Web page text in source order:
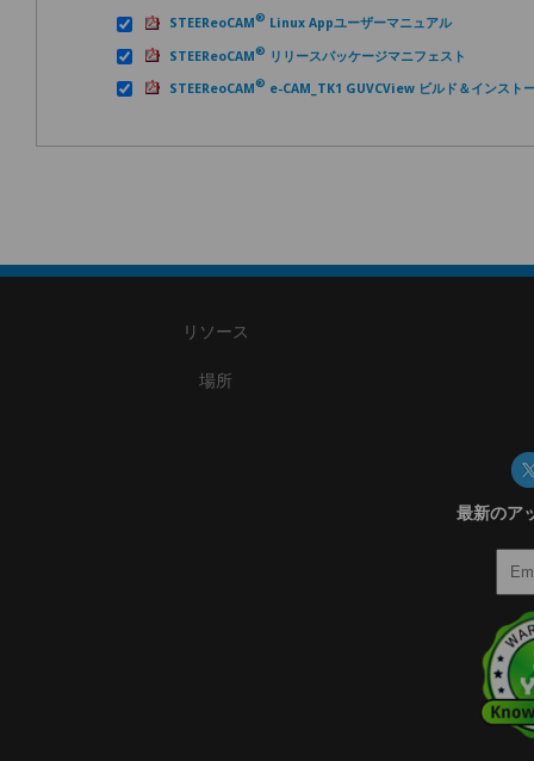
STEEReoCAM® Linux Appユーザーマニュアル
STEEReoCAM® リリースパッケージマニフェスト
STEEReoCAM® e-CAM_TK1 GUVCView ビルド＆インスト
リソース
場所
最新のア